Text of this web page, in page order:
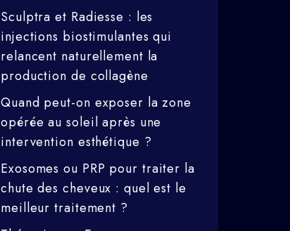
Sculptra et Radiesse : les
injections biostimulantes qui
relancent naturellement la
production de collagène
Quand peut-on exposer la zone
opérée au soleil après une
intervention esthétique ?
Exosomes ou PRP pour traiter la
chute des cheveux : quel est le
meilleur traitement ?